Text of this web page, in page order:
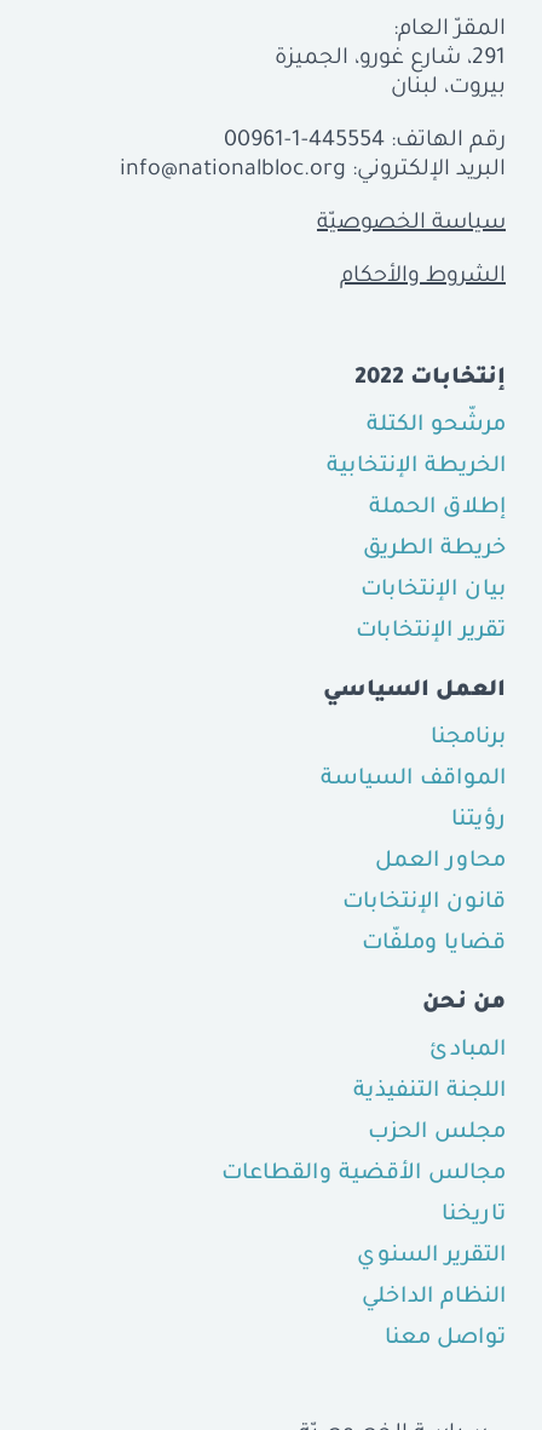
المقرّ العام:
291، شارع غورو، الجميزة
بيروت، لبنان
رقم الهاتف: 00961-1-445554
البريد الإلكتروني: info@nationalbloc.org
سياسة الخصوصيّة
الشروط والأحكام
إنتخابات 2022
مرشّحو الكتلة
الخريطة الإنتخابية
إطلاق الحملة
خريطة الطريق
بيان الإنتخابات
تقرير الإنتخابات
العمل السياسي
برنامجنا
المواقف السياسة
رؤيتنا
محاور العمل
قانون الإنتخابات
قضايا وملفّات
من نحن
المبادئ
اللجنة التنفيذية
مجلس الحزب
مجالس الأقضية والقطاعات
تاريخنا
التقرير السنوي
النظام الداخلي
تواصل معنا